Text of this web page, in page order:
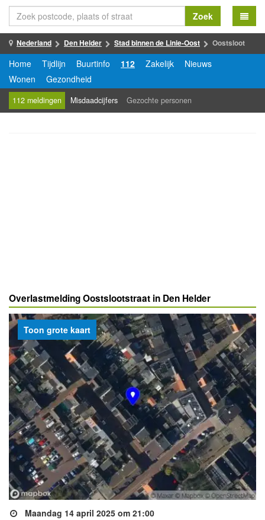
Zoek
Nederland Den Helder Stad binnen de Linie-Oost Oostsloot
Home Tijdlijn Buurtinfo 112 Zakelijk
Nieuws
Wonen
Gezondheid
112 meldingen Misdaadcijfers Gezochte personen
Overlastmelding Oostslootstraat in Den Helder
Maandag 14 april 2025 om 21:00
Toon grote kaart